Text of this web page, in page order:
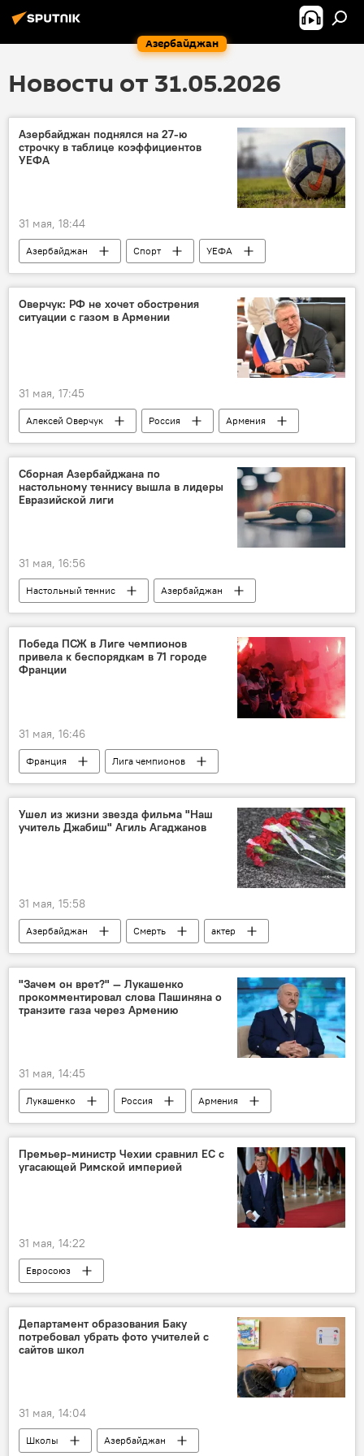
Азербайджан
Новости от 31.05.2026
Азербайджан поднялся на 27‑ю
строчку в таблице коэффициентов
УЕФА
31 мая, 18:44
Азербайджан Спорт УЕФА
Оверчук: РФ не хочет обострения
ситуации с газом в Армении
31 мая, 17:45
Алексей Оверчук Россия
Армения
Газ
Сборная Азербайджана по
настольному теннису вышла в лидеры
Евразийской лиги
31 мая, 16:56
Настольный теннис Азербайджан
Победа ПСЖ в Лиге чемпионов
привела к беспорядкам в 71 городе
Франции
31 мая, 16:46
Франция
Лига чемпионов
Футболисты
Ушел из жизни звезда фильма "Наш
учитель Джабиш" Агиль Агаджанов
31 мая, 15:58
Азербайджан Смерть актер
"Зачем он врет?" — Лукашенко
прокомментировал слова Пашиняна о
транзите газа через Армению
31 мая, 14:45
Лукашенко Россия
Армения
Александр Лукашенко
Премьер‑министр Чехии сравнил ЕС с
угасающей Римской империей
31 мая, 14:22
Евросоюз
Вице-премьер Чехии Андрей Бабиш
Чехия
Департамент образования Баку
потребовал убрать фото учителей с
сайтов школ
31 мая, 14:04
Школы Азербайджан